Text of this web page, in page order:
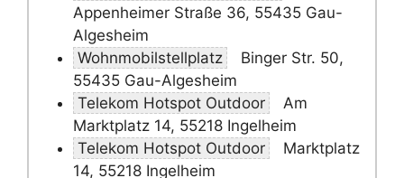
Appenheimer Straße 36, 55435 Gau-
Algesheim
Wohnmobilstellplatz
Binger Str. 50,
55435 Gau-Algesheim
Telekom Hotspot Outdoor
Am
Marktplatz 14, 55218 Ingelheim
Telekom Hotspot Outdoor
Marktplatz
14, 55218 Ingelheim